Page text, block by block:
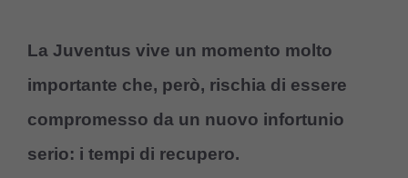
La Juventus vive un momento molto
importante che, però, rischia di essere
compromesso da un nuovo infortunio
serio: i tempi di recupero.